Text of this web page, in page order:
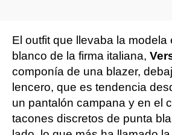
El outfit que llevaba la modela
blanco de la firma italiana,
componía de una blazer,
lencero, que es tendencia
un pantalón campana y en el
tacones discretos de punta